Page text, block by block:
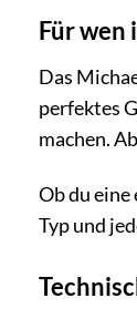
Für wen
Das
perfektes
machen.
Ob du
Typ und